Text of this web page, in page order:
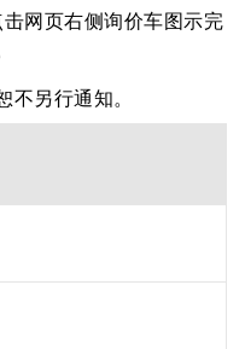
网页右侧询价车图示完
不另行通知。